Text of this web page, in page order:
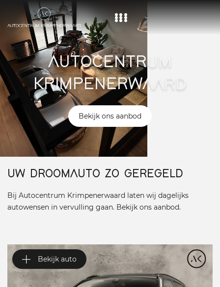
Home
Aanbod
Diensten
Over ons
Vacature
Contact
AUTOCENTRUM
KRIMPENERWAARD
Bekijk ons aanbod
UW DROOMAUTO ZO GEREGELD
Bij Autocentrum Krimpenerwaard laten wij dagelijks
autowensen in vervulling gaan. Bekijk ons aanbod.
Bekijk auto